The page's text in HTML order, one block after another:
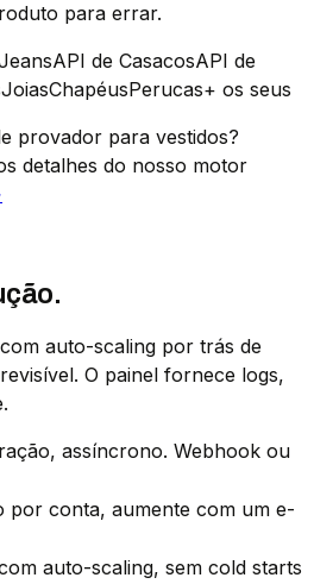
para errar.
API de CasacosAPI de
JoiasChapéusPerucas+ os seus
provador para vestidos?
detalhes do nosso motor
auto-scaling por trás de
O painel fornece logs,
assíncrono. Webhook ou
por conta, aumente com um e-
auto-scaling, sem cold starts